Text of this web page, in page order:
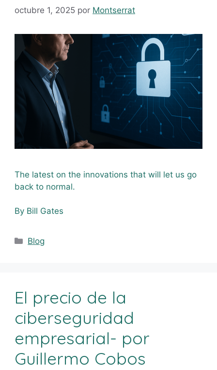
octubre 1, 2025 por Montserrat
The latest on the innovations that will let us go
back to normal.
By Bill Gates
Blog
El precio de la
ciberseguridad
empresarial- por
Guillermo Cobos